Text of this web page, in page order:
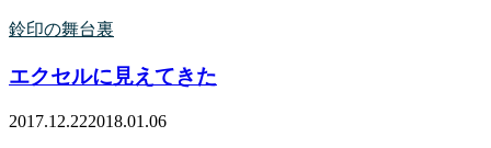
鈴印の舞台裏
エクセルに見えてきた
2017.12.222018.01.06